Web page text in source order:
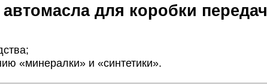
для коробки передач
«минералки» и «синтетики».